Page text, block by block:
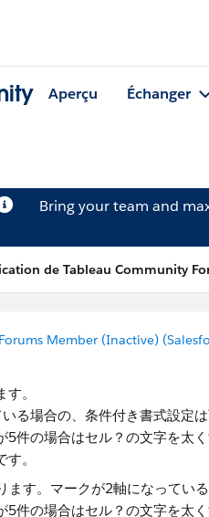
Aperçu Échanger
Bring your team and
de Tableau Community
Member (Inactive)
。
る場合の、条件付き書式設定
5件の場合はセル？の文字を太
。